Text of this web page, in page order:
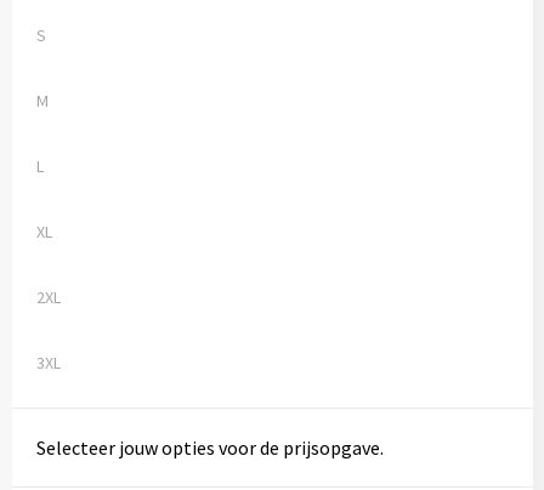
S
M
L
XL
2XL
3XL
Selecteer jouw opties voor de prijsopgave.